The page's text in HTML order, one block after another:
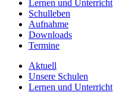
Lernen und Unterricht
Schulleben
Aufnahme
Downloads
Termine
Aktuell
Unsere Schulen
Lernen und Unterricht